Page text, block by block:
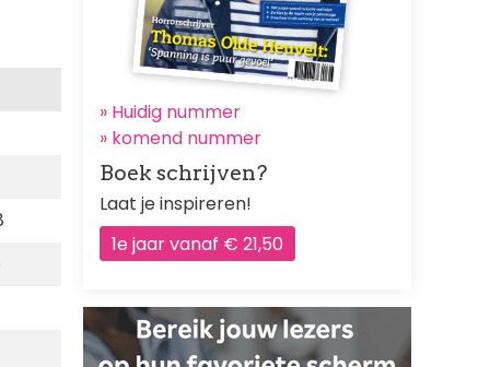
» Huidig nummer
» komend nummer
Boek schrijven?
Laat je inspireren!
1e jaar vanaf € 21,50